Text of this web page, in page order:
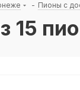
- Пионы с
15